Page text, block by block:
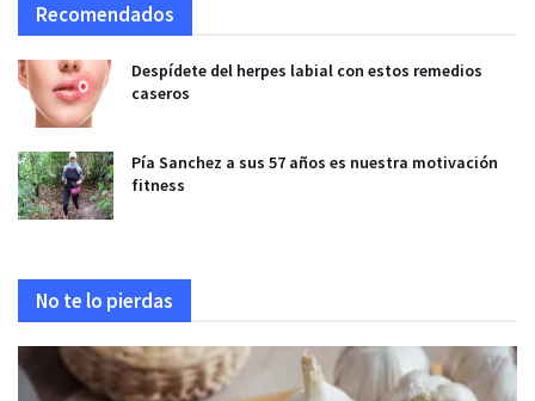
Recomendados
Despídete del herpes labial con estos remedios
caseros
Pía Sanchez a sus 57 años es nuestra motivación
fitness
No te lo pierdas